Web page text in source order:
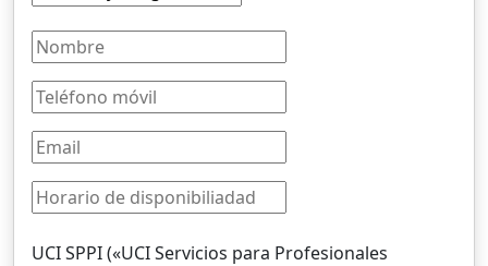
UCI SPPI («UCI Servicios para Profesionales